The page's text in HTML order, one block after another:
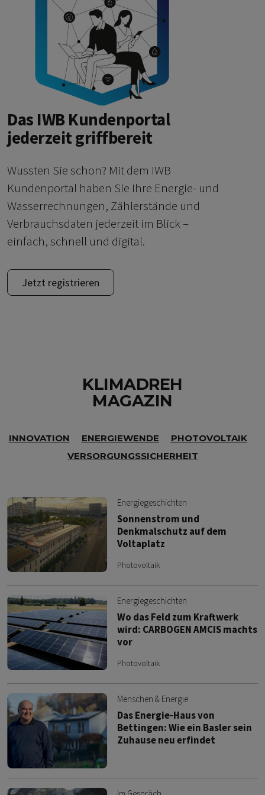
Das IWB Kundenportal
jederzeit griffbereit
Wussten Sie schon? Mit dem IWB
Kundenportal haben Sie Ihre Energie- und
Wasserrechnungen, Zählerstände und
Verbrauchsdaten jederzeit im Blick –
einfach, schnell und digital.
Jetzt registrieren
KLIMADREH
MAGAZIN
INNOVATION ENERGIEWENDE
PHOTOVOLTAIK
VERSORGUNGSSICHERHEIT
Energiegeschichten
Sonnenstrom und
Denkmalschutz auf dem
Voltaplatz
Photovoltaik
Energiegeschichten
Wo das Feld zum Kraftwerk
wird: CARBOGEN AMCIS machts
vor
Photovoltaik
Menschen & Energie
Das Energie-Haus von
Bettingen: Wie ein Basler sein
Zuhause neu erfindet